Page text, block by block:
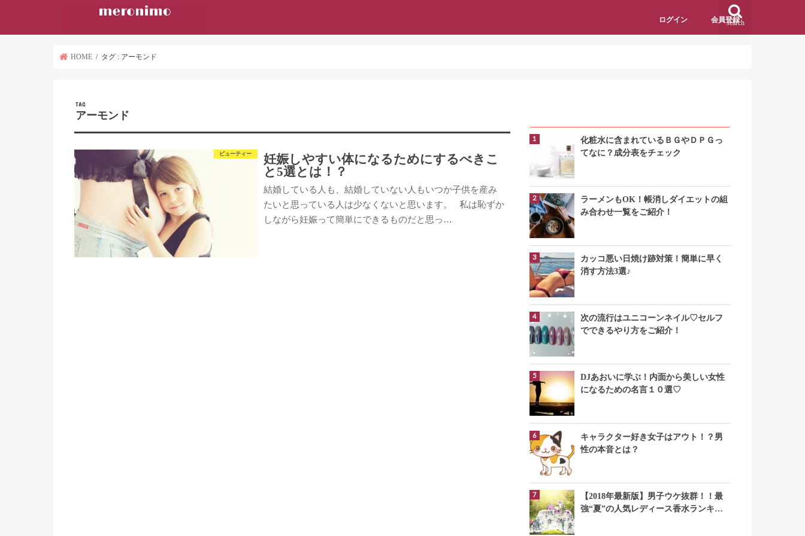
search
ログイン 会員登録
HOME タグ : アーモンド
TAG
アーモンド
ビューティー
妊娠しやすい体になるためにするべきこ
と5選とは！？
結婚している人も、結婚していない人もいつか子供を産み
たいと思っている人は少なくないと思います。 私は恥ずか
しながら妊娠って簡単にできるものだと思っ…
化粧水に含まれているＢＧやＤＰＧっ
てなに？成分表をチェック
ラーメンもOK！帳消しダイエットの組
み合わせ一覧をご紹介！
カッコ悪い日焼け跡対策！簡単に早く
消す方法3選♪
次の流行はユニコーンネイル♡セルフ
でできるやり方をご紹介！
DJあおいに学ぶ！内面から美しい女性
になるための名言１０選♡
キャラクター好き女子はアウト！？男
性の本音とは？
【2018年最新版】男子ウケ抜群！！最
強“夏”の人気レディース香水ランキン